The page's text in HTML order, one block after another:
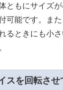
ともにサイズ
可能です。ま
るときにも小
スを回転さ